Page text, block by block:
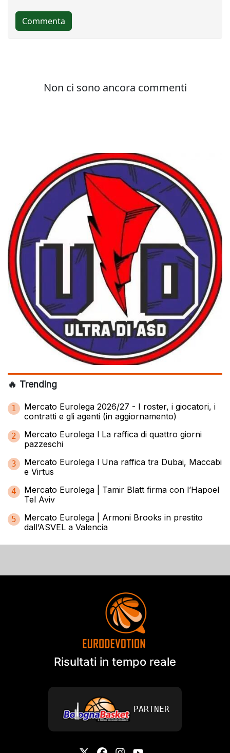
🔥 Trending
1
Mercato Eurolega 2026/27 - I roster, i giocatori, i
contratti e gli agenti (in aggiornamento)
2
Mercato Eurolega l La raffica di quattro giorni
pazzeschi
3
Mercato Eurolega l Una raffica tra Dubai, Maccabi
e Virtus
4
Mercato Eurolega | Tamir Blatt firma con l’Hapoel
Tel Aviv
5
Mercato Eurolega | Armoni Brooks in prestito
dall’ASVEL a Valencia
Risultati in tempo reale
PARTNER